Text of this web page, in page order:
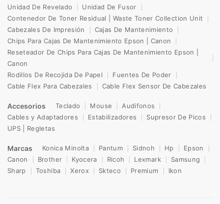
Unidad De Revelado
Unidad De Fusor
Contenedor De Toner Residual | Waste Toner Collection Unit
Cabezales De Impresión
Cajas De Mantenimiento
Chips Para Cajas De Mantenimiento Epson | Canon
Reseteador De Chips Para Cajas De Mantenimiento Epson |
Canon
Rodillos De Recojida De Papel
Fuentes De Poder
Cable Flex Para Cabezales
Cable Flex Sensor De Cabezales
Accesorios Teclado Mouse
Audifonos
Cables y Adaptadores
Estabilizadores
Supresor De Picos
UPS | Regletas
Marcas Konica Minolta Pantum Sidnoh Hp
Epson
Canon
Brother Kyocera Ricoh Lexmark
Samsung
Sharp
Toshiba Xerox Skteco Premium Ikon